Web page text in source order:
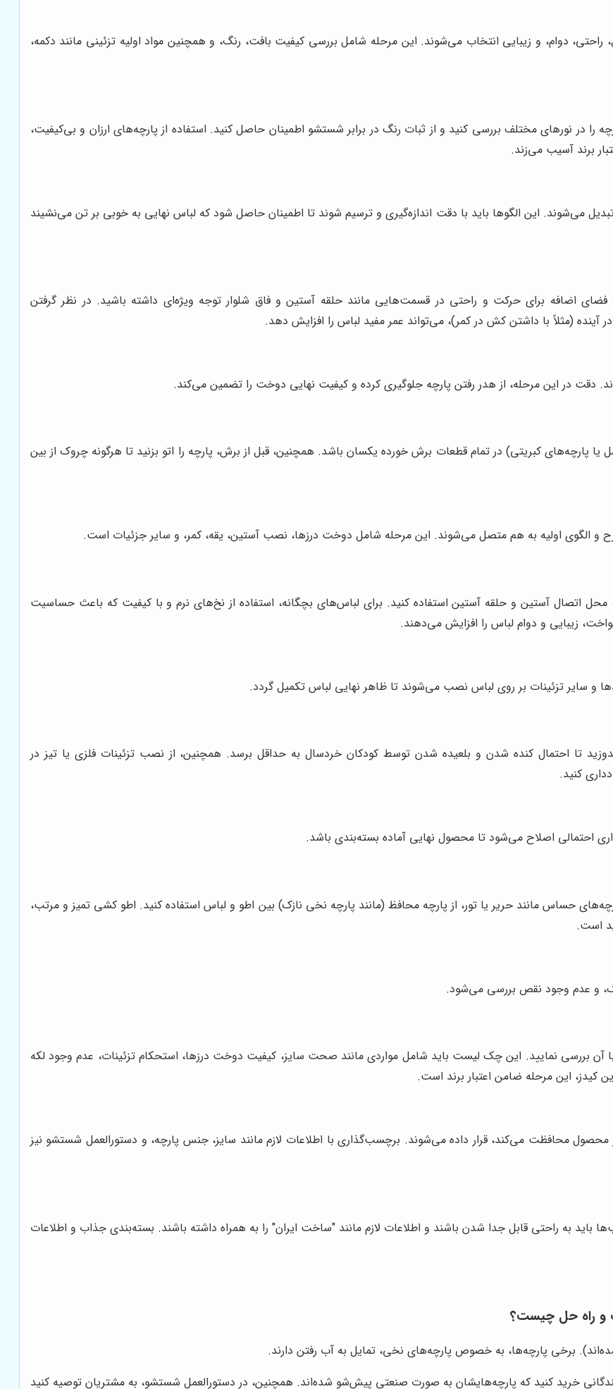
دوام، و زیبایی انتخاب می‌شوند. این مرحله شامل بررسی کیفیت بافت، رنگ، و همچنین مواد اولیه تزئینی مانند دکمه،
را در نورهای مختلف بررسی کنید و از ثبات رنگ در برابر شستشو اطمینان حاصل کنید. استفاده از پارچه‌های ارزان و بی‌کیفیت،
برند آسیب می‌زند.
می‌شوند. این الگوها باید با دقت اندازه‌گیری و ترسیم شوند تا اطمینان حاصل شود که لباس نهایی به خوبی بر تن می‌نشیند
اضافه برای حرکت و راحتی در قسمت‌هایی مانند حلقه آستین و فاق شلوار توجه ویژه‌ای داشته باشید. در نظر گرفتن
(مثلاً با داشتن کش در کمر)، می‌تواند عمر مفید لباس را افزایش دهد.
دقت در این مرحله، از هدر رفتن پارچه جلوگیری کرده و کیفیت نهایی دوخت را تضمین می‌کند.
پارچه‌های کبریتی) در تمام قطعات برش خورده یکسان باشد. همچنین، قبل از برش، پارچه را اتو بزنید تا هرگونه چروک از بین
و الگوی اولیه به هم متصل می‌شوند. این مرحله شامل دوخت درزها، نصب آستین، یقه، کمر، و سایر جزئیات است.
اتصال آستین و حلقه آستین استفاده کنید. برای لباس‌های بچگانه، استفاده از نخ‌های نرم و با کیفیت که باعث حساسیت
زیبایی و دوام لباس را افزایش می‌دهند.
و سایر تزئینات بر روی لباس نصب می‌شوند تا ظاهر نهایی لباس تکمیل گردد.
تا احتمال کنده شدن و بلعیده شدن توسط کودکان خردسال به حداقل برسد. همچنین، از نصب تزئینات فلزی یا تیز در
کنید.
احتمالی اصلاح می‌شود تا محصول نهایی آماده بسته‌بندی باشد.
حساس مانند حریر یا تور، از پارچه محافظ (مانند پارچه نخی نازک) بین اطو و لباس استفاده کنید. اطو کشی تمیز و مرتب،
است.
و عدم وجود نقص بررسی می‌شود.
بررسی نمایید. این چک لیست باید شامل مواردی مانند صحت سایز، کیفیت دوخت درزها، استحکام تزئینات، عدم وجود لکه
کیدز، این مرحله ضامن اعتبار برند است.
محافظت می‌کند، قرار داده می‌شوند. برچسب‌گذاری با اطلاعات لازم مانند سایز، جنس پارچه، و دستورالعمل شستشو نیز
به راحتی قابل جدا شدن باشند و اطلاعات لازم مانند "ساخت ایران" را به همراه داشته باشند. بسته‌بندی جذاب و اطلاعات
و راه حل چیست؟
برخی پارچه‌ها، به خصوص پارچه‌های نخی، تمایل به آب رفتن دارند.
خرید کنید که پارچه‌هایشان به صورت صنعتی پیش‌شو شده‌اند. همچنین، در دستورالعمل شستشو، به مشتریان توصیه کنید